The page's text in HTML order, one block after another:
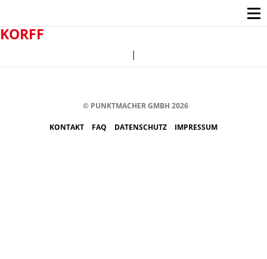
KORFF
|
© PUNKTMACHER GMBH 2026
KONTAKT FAQ DATENSCHUTZ IMPRESSUM